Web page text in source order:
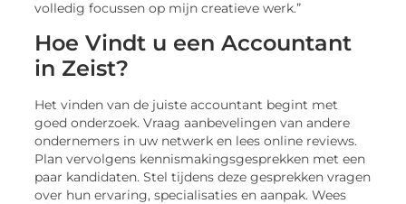
volledig focussen op mijn creatieve werk.”
Hoe Vindt u een Accountant
in Zeist?
Het vinden van de juiste accountant begint met
goed onderzoek. Vraag aanbevelingen van andere
ondernemers in uw netwerk en lees online reviews.
Plan vervolgens kennismakingsgesprekken met een
paar kandidaten. Stel tijdens deze gesprekken vragen
over hun ervaring, specialisaties en aanpak. Wees